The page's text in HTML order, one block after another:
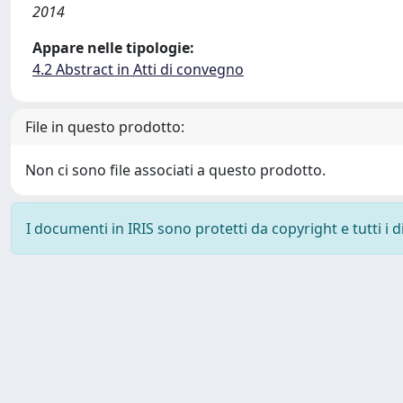
2014
Appare nelle tipologie:
4.2 Abstract in Atti di convegno
File in questo prodotto:
Non ci sono file associati a questo prodotto.
I documenti in IRIS sono protetti da copyright e tutti i